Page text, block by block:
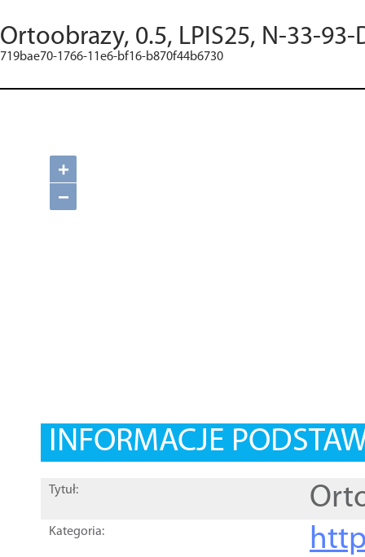
Ortoobrazy, 0.5, LPIS25, N-33-
719bae70-1766-11e6-bf16-b870f44b6730
+
−
INFORMACJE
Tytuł:
Kategoria: